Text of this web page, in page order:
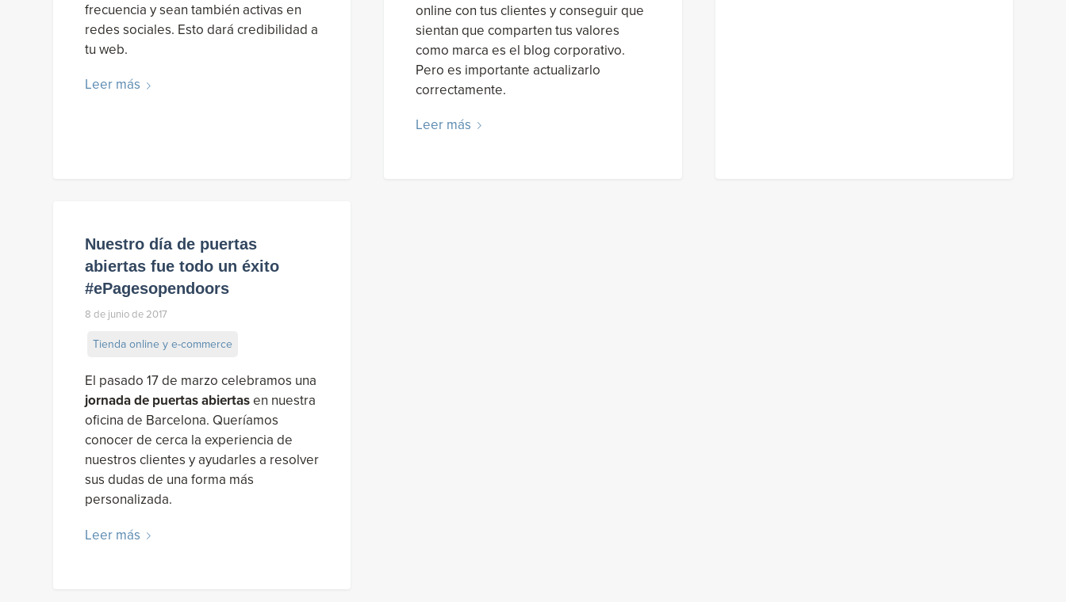
frecuencia y sean también activas en
redes sociales. Esto dará credibilidad a
tu web.
Leer más
online con tus clientes y conseguir que
sientan que comparten tus valores
como marca es el blog corporativo.
Pero es importante actualizarlo
correctamente.
Leer más
Nuestro día de puertas
abiertas fue todo un éxito
#ePagesopendoors
8 de junio de 2017
Tienda online y e-commerce
El pasado 17 de marzo celebramos una
jornada de puertas abiertasen nuestra
oficina de Barcelona. Queríamos
conocer de cerca la experiencia de
nuestros clientes y ayudarles a resolver
sus dudas de una forma más
personalizada.
Leer más